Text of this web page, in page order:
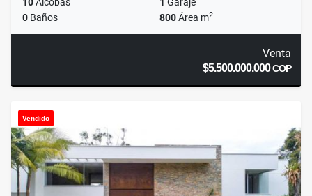
0 Baños 800Área m2
Venta
$5.500.000.000COP
Vendido